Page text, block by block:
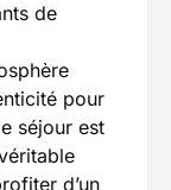
de
pour
séjour est
d’un